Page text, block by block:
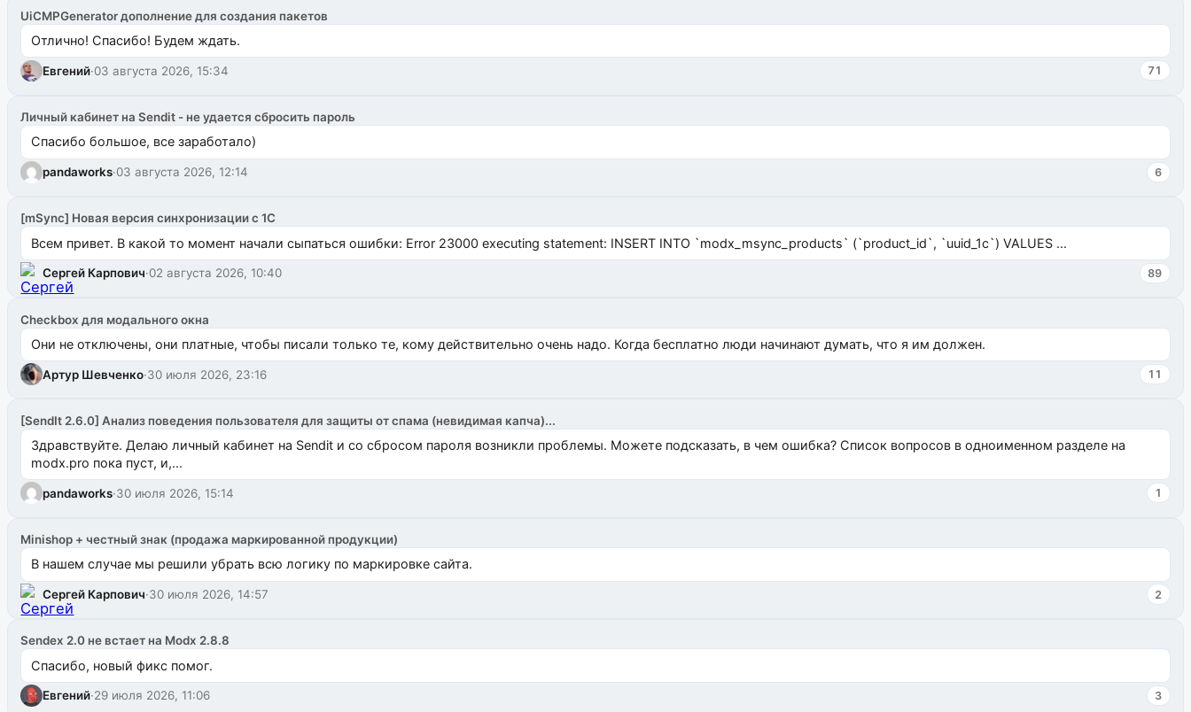
UiCMPGenerator дополнение для создания пакетов
Отлично! Спасибо! Будем ждать.
Евгений·03 августа 2026, 15:34 71
Личный кабинет на Sendit - не удается сбросить пароль
Спасибо большое, все заработало)
pandaworks·03 августа 2026, 12:14 6
[mSync] Новая версия синхронизации с 1С
Всем привет. В какой то момент начали сыпаться ошибки: Error 23000 executing statement: INSERT INTO `modx_msync_products` (`product_id`, `uuid_1c`) VALUES ...
Сергей Карпович·02 августа 2026, 10:40 89
Checkbox для модального окна
Они не отключены, они платные, чтобы писали только те, кому действительно очень надо. Когда бесплатно люди начинают думать, что я им должен.
Артур Шевченко·30 июля 2026, 23:16 11
[SendIt 2.6.0] Анализ поведения пользователя для защиты от спама (невидимая капча)...
Здравствуйте. Делаю личный кабинет на Sendit и со сбросом пароля возникли проблемы. Можете подсказать, в чем ошибка? Список вопросов в одноименном разделе на
modx.pro пока пуст, и,...
pandaworks·30 июля 2026, 15:14 1
Minishop + честный знак (продажа маркированной продукции)
В нашем случае мы решили убрать всю логику по маркировке сайта.
Сергей Карпович·30 июля 2026, 14:57 2
Sendex 2.0 не встает на Modx 2.8.8
Спасибо, новый фикс помог.
Евгений·29 июля 2026, 11:06 3